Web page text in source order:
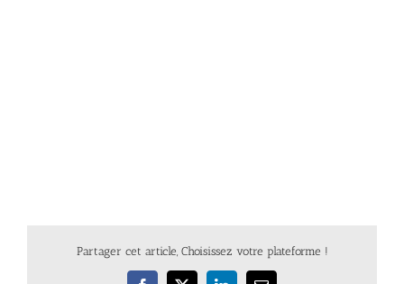
Partager cet article, Choisissez votre plateforme !